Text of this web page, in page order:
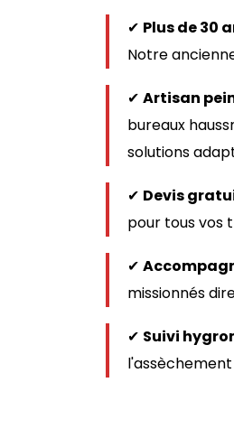
✔ Plus de 30
Notre
✔ Artisan
bureaux
solutions
✔ Devis
pour tous vos
✔
missionnés
✔ Suivi